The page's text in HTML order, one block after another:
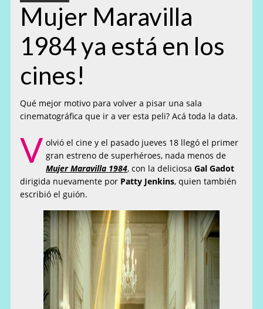
Mujer Maravilla
1984 ya está en los
cines!
Qué mejor motivo para volver a pisar una sala
cinematográfica que ir a ver esta peli? Acá toda la data.
V olvió el cine y el pasado jueves 18 llegó el primer
gran estreno de superhéroes, nada menos de
Mujer Maravilla 1984, con la deliciosa Gal Gadot
dirigida nuevamente por Patty Jenkins, quien también
escribió el guión.